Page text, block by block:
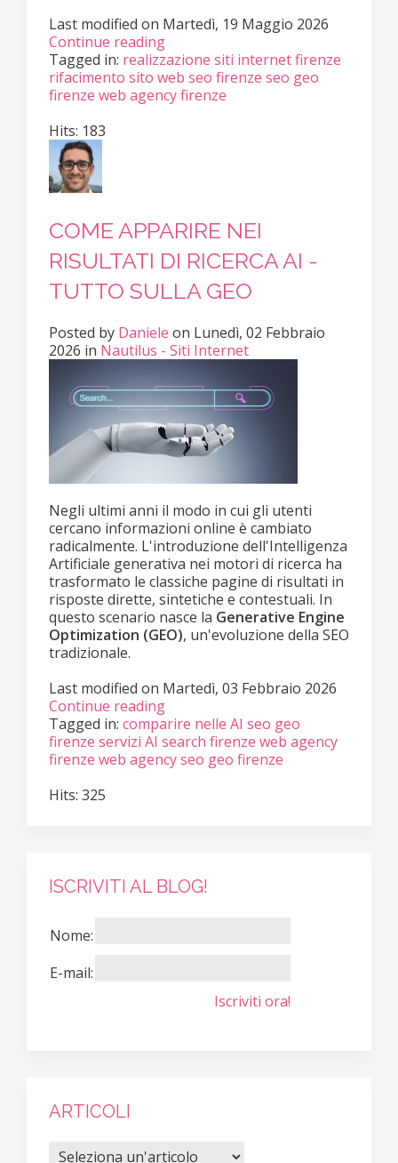
Last modified on Martedì, 19 Maggio 2026
Continue reading
Tagged in: realizzazione siti internet firenze
rifacimento sito web seo firenze seo geo
firenze web agency firenze
Hits: 183
COME APPARIRE NEI
RISULTATI DI RICERCA AI -
TUTTO SULLA GEO
Posted by Daniele on Lunedì, 02 Febbraio
2026 in Nautilus - Siti Internet
Negli ultimi anni il modo in cui gli utenti
cercano informazioni online è cambiato
radicalmente. L'introduzione dell'Intelligenza
Artificiale generativa nei motori di ricerca ha
trasformato le classiche pagine di risultati in
risposte dirette, sintetiche e contestuali. In
questo scenario nasce la Generative Engine
Optimization (GEO), un'evoluzione della SEO
tradizionale.
Last modified on Martedì, 03 Febbraio 2026
Continue reading
Tagged in: comparire nelle AI seo geo
firenze servizi AI search firenze web agency
firenze web agency seo geo firenze
Hits: 325
ISCRIVITI AL BLOG!
Nome:
E-mail:
Iscriviti ora!
ARTICOLI